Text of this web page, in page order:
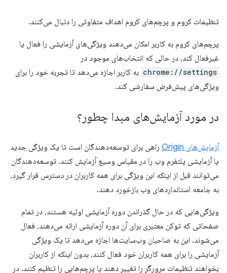
تنظیمات کروم و پرچم‌های کروم اهداف متفاوتی را دنبال می‌کنند.
پرچم‌های کروم به کاربر امکان می‌دهند ویژگی‌های آزمایشی را فعال یا
غیرفعال کند، در حالی که انتخاب‌های موجود در
chrome://settings به کاربر اجازه می‌دهد تا تجربه خود را برای
ویژگی‌های پیش‌فرض سفارشی کند.
در مورد آزمایش‌های مبدا چطور؟
آزمایش‌های Origin
راهی برای توسعه‌دهندگان است تا یک ویژگی جدید
یا آزمایشی پلتفرم وب را در مقیاس وسیع آزمایش کنند. توسعه‌دهندگان
می‌توانند قبل از اینکه این ویژگی برای همه کاربران در دسترس قرار گیرد،
به جامعه استانداردهای وب بازخورد دهند.
ویژگی‌هایی که در حال گذراندن دوره آزمایشی اولیه هستند، در تمام
صفحاتی که توکن معتبری برای آن دوره آزمایشی ارائه می‌دهند، فعال
می‌شوند. این به صاحبان وب‌سایت‌ها اجازه می‌دهد تا یک ویژگی
آزمایشی را برای همه کاربران خود فعال کنند، بدون اینکه از کاربران
بخواهند تنظیمات مرورگر را تغییر دهند یا پرچم‌هایی را تنظیم کنند. در